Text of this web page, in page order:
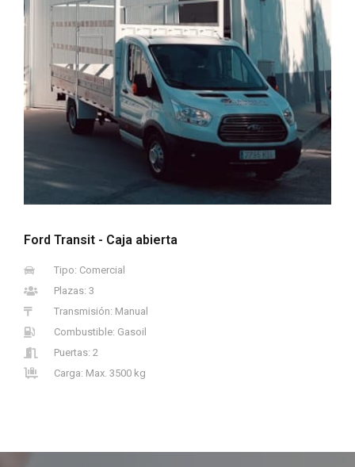
Ford Transit - Caja abierta
Tipo: Comercial
Plazas: 3
Transmisión: Manual
Combustible: Gasoil
Puertas: 2
Carga: Max. 3500 kg